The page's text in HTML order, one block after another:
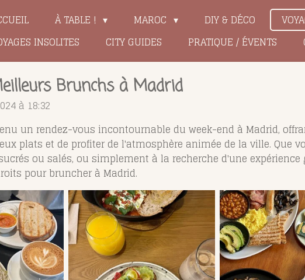
À TABLE ! MAROC DIY & DÉCO
INSOLITES
CITY GUIDES PRATIQUE / ÉVENTS
Brunchs à Madrid
à 18:32
un rendez-vous incontournable du week-end à Madrid,
plats et de profiter de l'atmosphère animée de la ville. Que
ou salés, ou simplement à la recherche d'une
pour bruncher à Madrid.